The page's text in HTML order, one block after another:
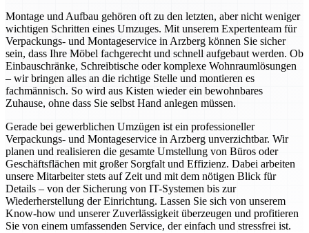
Montage und Aufbau gehören oft zu den letzten, aber nicht weniger
wichtigen Schritten eines Umzuges. Mit unserem Expertenteam für
Verpackungs- und Montageservice in Arzberg können Sie sicher
sein, dass Ihre Möbel fachgerecht und schnell aufgebaut werden. Ob
Einbauschränke, Schreibtische oder komplexe Wohnraumlösungen
– wir bringen alles an die richtige Stelle und montieren es
fachmännisch. So wird aus Kisten wieder ein bewohnbares
Zuhause, ohne dass Sie selbst Hand anlegen müssen.
Gerade bei gewerblichen Umzügen ist ein professioneller
Verpackungs- und Montageservice in Arzberg unverzichtbar. Wir
planen und realisieren die gesamte Umstellung von Büros oder
Geschäftsflächen mit großer Sorgfalt und Effizienz. Dabei arbeiten
unsere Mitarbeiter stets auf Zeit und mit dem nötigen Blick für
Details – von der Sicherung von IT-Systemen bis zur
Wiederherstellung der Einrichtung. Lassen Sie sich von unserem
Know-how und unserer Zuverlässigkeit überzeugen und profitieren
Sie von einem umfassenden Service, der einfach und stressfrei ist.